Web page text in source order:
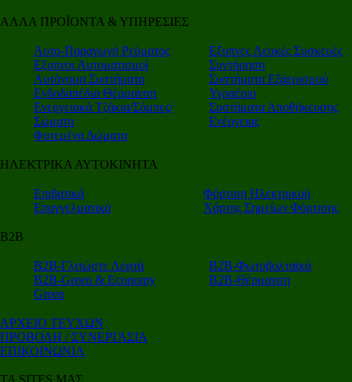
ΑΛΛΑ ΠΡΟΪΟΝΤΑ & ΥΠΗΡΕΣΙΕΣ
Αυτο-Παραγωγή Ρεύματος
Εξυπνοι Αυτοματισμοί
Αυτόνομα Συστήματα
Ενδοδαπέδια Θέρμανση
Ενεργειακά Τζάκια/Σόμπες/
Σώματα
Φυτεμένα Δώματα
Εξυπνες Λευκές Συσκευές
Συντήρηση
Συστήματα Εξαερισμού
Υγραέριο
Συστήματα Αποθήκευσης
Ενέργειας
ΗΛΕΚΤΡΙΚΑ ΑΥΤΟΚΙΝΗΤΑ
Επιβατικά
Επαγγελματικά
Φόρτιση Ηλεκτρικού
Χάρτης Σημείων Φόρτισης
Β2Β
Β2Β-Γλιτώστε Λεφτά
Β2Β-Green & Economy
Green
Β2Β-Φωτοβολταϊκά
Β2Β-Θέρμανση
ΑΡΧΕΙΟ ΤΕΥΧΩΝ
ΠΡΟΒΟΛΗ / ΣΥΝΕΡΓΑΣΙΑ
ΕΠΙΚΟΙΝΩΝΙΑ
ΤΑ SITES ΜΑΣ